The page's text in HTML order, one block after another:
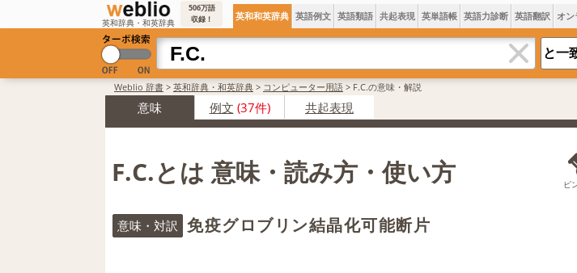
英和辞典・和英辞典
506万語
収録！
英和和英辞典 英語例文 英語類語 共起表現 英単語帳 英語力診断 英語翻訳 オ
Weblio 辞書 > 英和辞典・和英辞典 > コンピューター用語 > F.C.の意味・解説
意味 例文 (37件) 共起表現
F.C.とは 意味・読み方・使い方 ピ
意味・対訳 免疫グロブリン結晶化可能断片